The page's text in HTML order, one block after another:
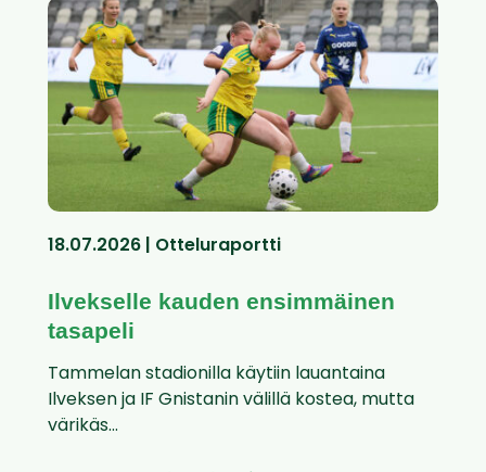
18.07.2026 | Otteluraportti
Ilvekselle kauden ensimmäinen
tasapeli
Tammelan stadionilla käytiin lauantaina
Ilveksen ja IF Gnistanin välillä kostea, mutta
värikäs...